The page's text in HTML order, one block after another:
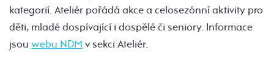
kategorií. Ateliér pořádá akce a celosezónní aktivity pro
děti, mladé dospívající i dospělé či seniory. Informace
jsou webu NDM v sekci Ateliér.